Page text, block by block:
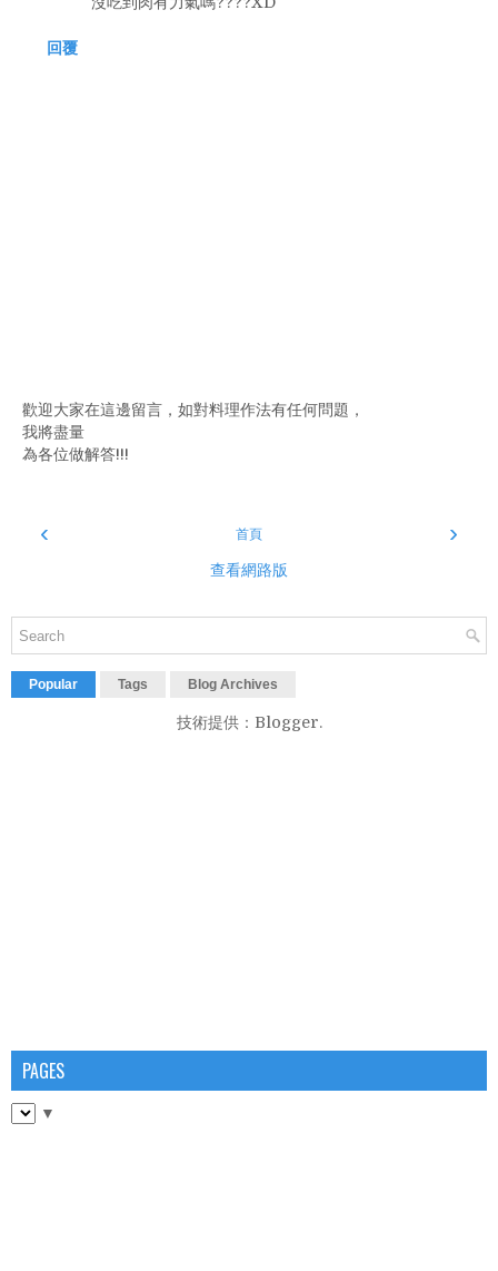
回覆
歡迎大家在這邊留言，如對料理作法有任何問題，
我將盡量
為各位做解答!!!
‹ ›
首頁
查看網路版
Popular Tags Blog Archives
技術提供： Blogger.
PAGES
▼